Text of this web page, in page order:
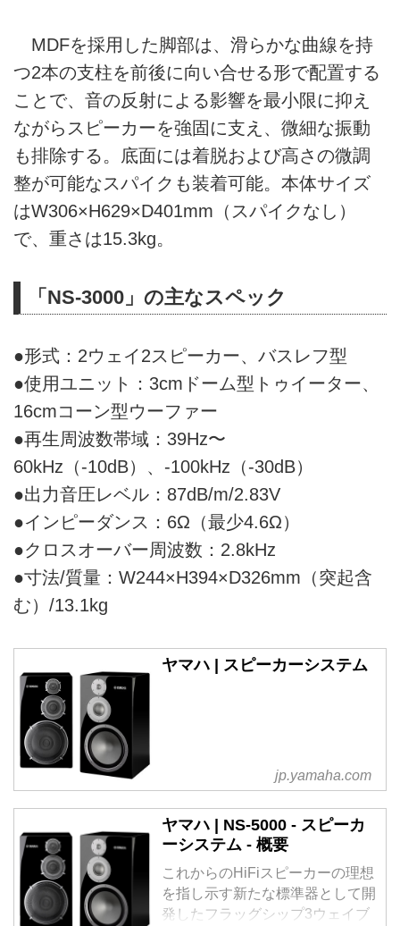
MDFを採用した脚部は、滑らかな曲線を持
つ2本の支柱を前後に向い合せる形で配置する
ことで、音の反射による影響を最小限に抑え
ながらスピーカーを強固に支え、微細な振動
も排除する。底面には着脱および高さの微調
整が可能なスパイクも装着可能。本体サイズ
はW306×H629×D401mm（スパイクなし）
で、重さは15.3kg。
「NS-3000」の主なスペック
●形式：2ウェイ2スピーカー、バスレフ型
●使用ユニット：3cmドーム型トゥイーター、
16cmコーン型ウーファー
●再生周波数帯域：39Hz〜
60kHz（-10dB）、-100kHz（-30dB）
●出力音圧レベル：87dB/m/2.83V
●インピーダンス：6Ω（最少4.6Ω）
●クロスオーバー周波数：2.8kHz
●寸法/質量：W244×H394×D326mm（突起含
む）/13.1kg
ヤマハ | スピーカーシステム
jp.yamaha.com
ヤマハ | NS-5000 - スピーカ
ーシステム - 概要
これからのHiFiスピーカーの理想
を指し示す新たな標準器として開
発したフラッグシップ3ウェイブ